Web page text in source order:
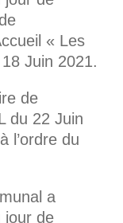
« Les
Juin 2021.
de
du 22 Juin
l’ordre du
a
jour de